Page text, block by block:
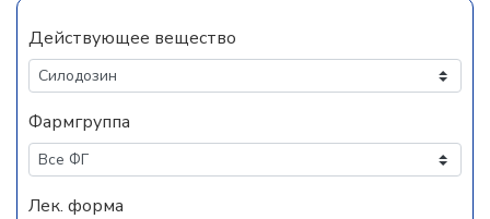
Действующее вещество
Фармгруппа
Лек. форма